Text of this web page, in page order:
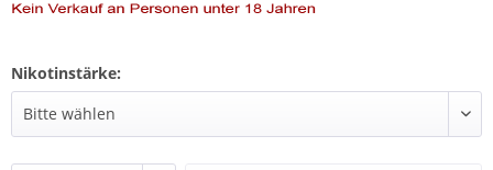
Nikotinstärke: